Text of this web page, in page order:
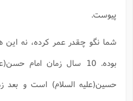
پيوست.
شما نگو چقدر عمر کرده، نه اين
بوده. 10 سال زمان امام
حسين(علیه السلام) است و بعد